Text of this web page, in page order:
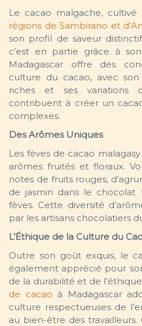
Le cacao malgache,
régions de Sambirano et
son profil de saveur
c’est en partie grâce à
Madagascar offre des
culture du cacao, avec
riches et ses variations
contribuent à créer un
complexes.
Des Arômes Uniques
Les fèves de cacao
arômes fruités et floraux.
notes de fruits rouges,
de jasmin dans le
fèves. Cette diversité
par les artisans chocolatiers
L’Éthique de la Culture du
Outre son goût exquis, le
également apprécié pour
de la durabilité et de
de cacao à Madagascar
culture respectueuses de
au bien-être des